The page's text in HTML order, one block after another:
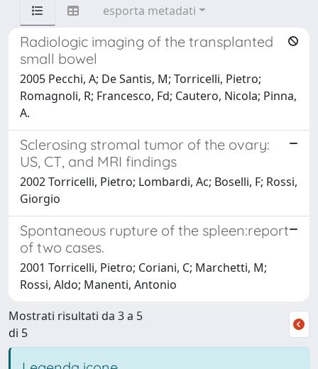
esporta metadati
Radiologic imaging of the transplanted
small bowel
2005 Pecchi, A; De Santis, M; Torricelli, Pietro;
Romagnoli, R; Francesco, Fd; Cautero, Nicola; Pinna,
A.
Sclerosing stromal tumor of the ovary:
US, CT, and MRI findings
2002 Torricelli, Pietro; Lombardi, Ac; Boselli, F; Rossi,
Giorgio
Spontaneous rupture of the spleen:report
of two cases.
2001 Torricelli, Pietro; Coriani, C; Marchetti, M;
Rossi, Aldo; Manenti, Antonio
Mostrati risultati da 3 a 5
di 5